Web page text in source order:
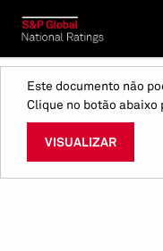
Este documento não
Clique no botão abaixo
VISUALIZAR